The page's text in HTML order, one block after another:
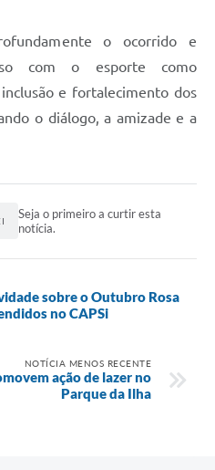
o ocorrido e
com o esporte como
e fortalecimento dos
o diálogo, a amizade e a
Seja o primeiro a curtir esta
notícia.
sobre o Outubro Rosa
no CAPSi
NOTÍCIA MENOS RECENTE
ação de lazer no
Parque da Ilha